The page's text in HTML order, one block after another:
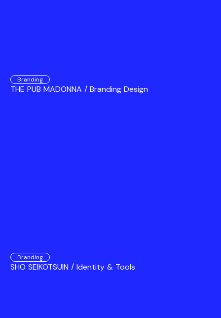
Branding
THE PUB MADONNA / Branding Design
Branding
SHO SEIKOTSUIN / Identity & Tools